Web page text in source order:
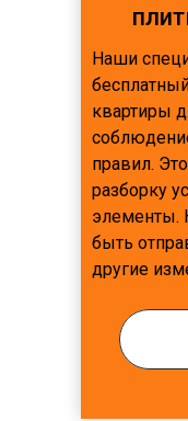
Наши
квартиры
правил.
разборку
элементы.
быть
другие